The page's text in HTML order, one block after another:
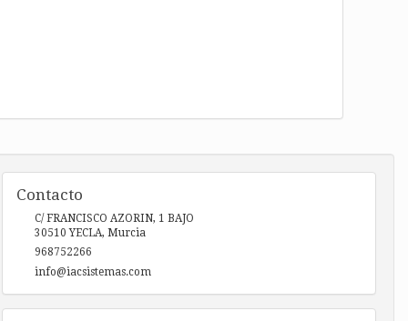
Contacto
C/ FRANCISCO AZORIN, 1 BAJO
30510 YECLA, Murcia
968752266
info@iacsistemas.com